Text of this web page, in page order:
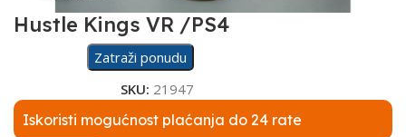
Hustle Kings VR /PS4
Zatraži ponudu
SKU: 21947
Iskoristi mogućnost plaćanja do 24 rate